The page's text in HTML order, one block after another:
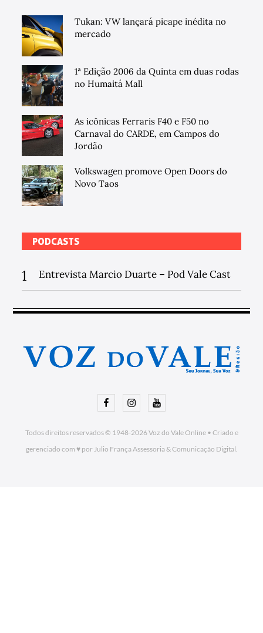
Tukan: VW lançará picape inédita no
mercado
1ª Edição 2006 da Quinta em duas rodas
no Humaitá Mall
As icônicas Ferraris F40 e F50 no
Carnaval do CARDE, em Campos do
Jordão
Volkswagen promove Open Doors do
Novo Taos
PODCASTS
1 Entrevista Marcio Duarte – Pod Vale Cast
FacebookInstagramYoutube
Todos direitos reservados © 1948-2026Voz do Vale Online• Criado e
gerenciado com ♥ por Julio França Assessoria& Comunicação Digital.